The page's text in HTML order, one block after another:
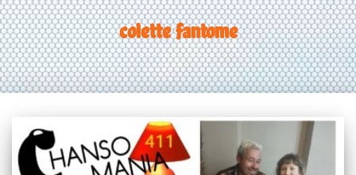
colette fantome